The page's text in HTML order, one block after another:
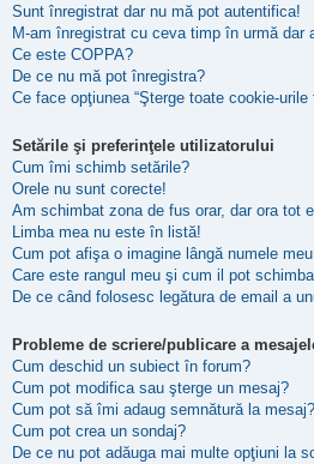
Sunt înregistrat dar nu mă pot autentifica!
M-am înregistrat cu ceva timp în urmă dar
Ce este COPPA?
De ce nu mă pot înregistra?
Ce face opţiunea “Şterge toate cookie-urile
Setările şi preferinţele utilizatorului
Cum îmi schimb setările?
Orele nu sunt corecte!
Am schimbat zona de fus orar, dar ora tot
Limba mea nu este în listă!
Cum pot afişa o imagine lângă numele
Care este rangul meu şi cum il pot
De ce când folosesc legătura de email a
Probleme de scriere/publicare a
Cum deschid un subiect în forum?
Cum pot modifica sau şterge un mesaj?
Cum pot să îmi adaug semnătură la mesaj?
Cum pot crea un sondaj?
De ce nu pot adăuga mai multe opţiuni la